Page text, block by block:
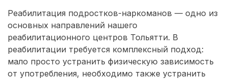
Реабилитация подростков-наркоманов — одно из
основных направлений нашего
реабилитационного центров Тольятти. В
реабилитации требуется комплексный подход:
мало просто устранить физическую зависимость
от употребления, необходимо также устранить